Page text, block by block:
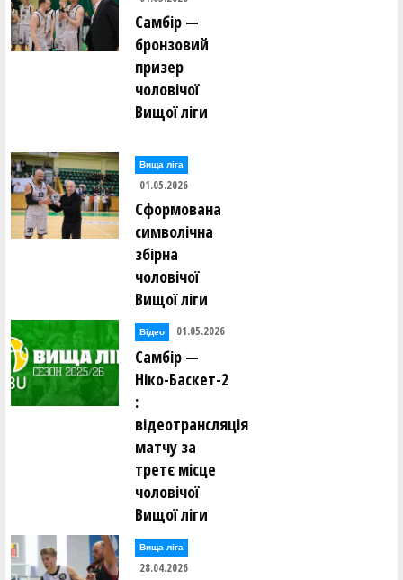
Самбір —
бронзовий
призер
чоловічої
Вищої ліги
Вища лiга
01.05.2026
Сформована
символічна
збірна
чоловічої
Вищої ліги
Відео 01.05.2026
Самбір —
Ніко-Баскет-2
:
відеотрансляція
матчу за
третє місце
чоловічої
Вищої ліги
Вища лiга
28.04.2026